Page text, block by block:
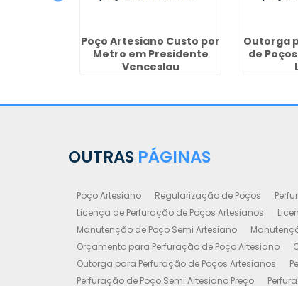
Poço Artesiano Custo por
Metro em Presidente
Venceslau
Outorga
de
OUTRAS PÁGINAS
Poço Artesiano Regularização de Poços
Licença de Perfuração de Poços Artesianos
Manutenção de Poço Semi Artesiano
Orçamento para Perfuração de Poço Artesiano
Outorga para Perfuração de Poços Artesianos
Perfuração de Poço Semi Artesiano Preço